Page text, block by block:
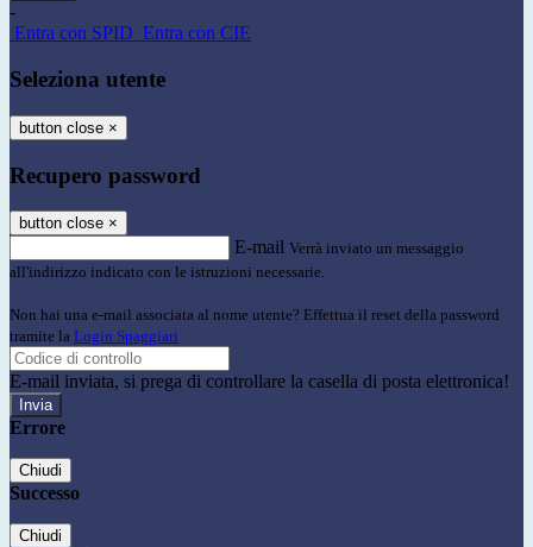
-
Entra con SPID Entra con CIE
Seleziona utente
button close ×
Recupero password
button close ×
E-mail Verrà inviato un messaggio
all'indirizzo indicato con le istruzioni necessarie.
Non hai una e-mail associata al nome utente? Effettua il reset della password
tramite la Login Spaggiari
E-mail inviata, si prega di controllare la casella di posta elettronica!
Errore
Chiudi
Successo
Chiudi